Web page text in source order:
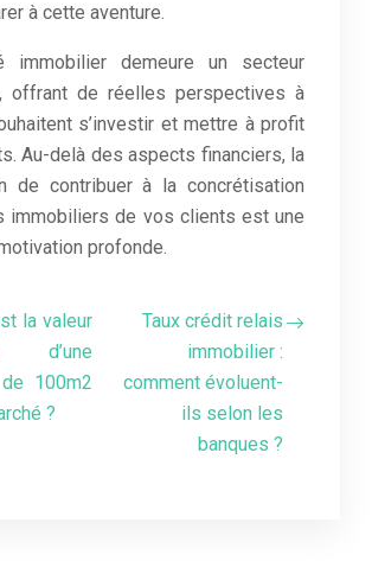
à cette aventure.
immobilier demeure un secteur
offrant de réelles perspectives à
s’investir et mettre à profit
Au-delà des aspects financiers, la
de contribuer à la concrétisation
immobiliers de vos clients est une
profonde.
la valeur
d’une
100m2
?
Taux crédit relais
immobilier :
comment évoluent-
ils selon les
banques ?